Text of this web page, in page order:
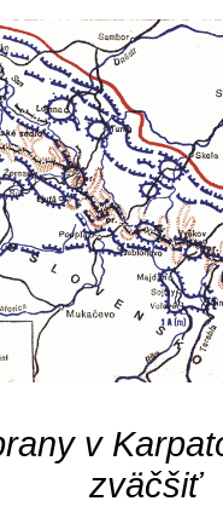
v
zväčšiť